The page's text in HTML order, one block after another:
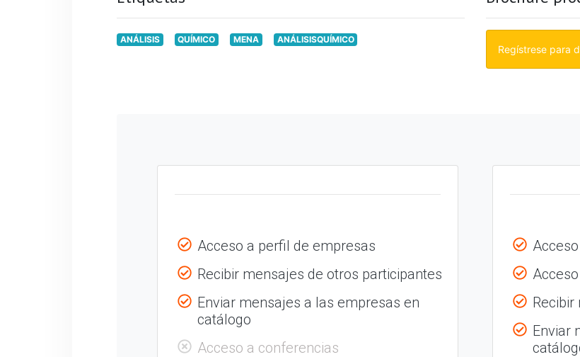
ANÁLISIS QUÍMICO MENA ANÁLISISQUÍMICO
Regístrese para
Acceso a perfil de empresas
Recibir mensajes de otros participantes
Enviar mensajes a las empresas en
catálogo
Acceso a conferencias
Enviar